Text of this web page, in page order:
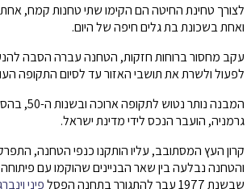
לצורך טחינת החיטה הם הקימו שתי טחנות קמח,
ואחת בשכונת בת גלים חיפה של היום.
עקב מחסור ברוחות חזקות, הטחנה עברה הסבה
לפעול ולשרת את תושבי האזור עד לסיום התקופה
המבנה נותר
גרמניה, הועבר הנכס לידי מדינת ישראל.
קרון העץ המסתובב, עליו הותקנו כנפי הטחנה,
והטחנה נבלעה בין שאר הבניינים שהוקמו עם
שבשנת 1977 עבר להתגורר בתחנה הפסל
פיני